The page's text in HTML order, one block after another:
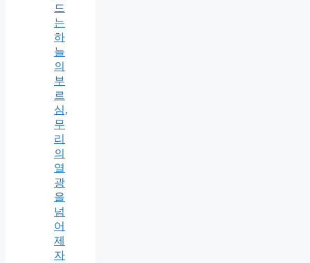
드
는
하
늘
의
부
르
심,
무
리
의
열
광
을
넘
어
제
자